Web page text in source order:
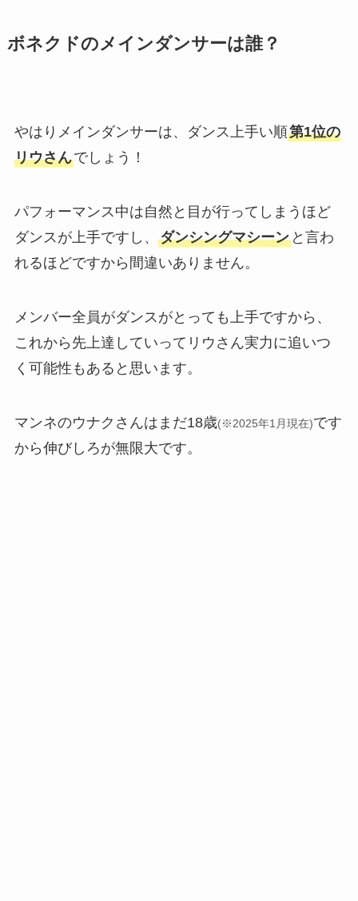
ボネクドのメインダンサーは誰？
やはりメインダンサーは、ダンス上手い順第1位の
リウさんでしょう！
パフォーマンス中は自然と目が行ってしまうほど
ダンスが上手ですし、 ダンシングマシーンと言わ
れるほどですから間違いありません。
メンバー全員がダンスがとっても上手ですから、
これから先上達していってリウさん実力に追いつ
く可能性もあると思います。
マンネのウナクさんはまだ18歳(※2025年1月現在)です
から伸びしろが無限大です。